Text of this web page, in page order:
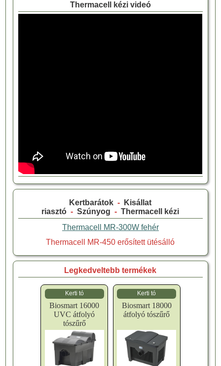
Thermacell kézi videó
Kertbarátok -
Kisállat
riasztó -Szúnyog -Thermacell kézi
Thermacell MR-300W fehér
Thermacell MR-450 erősített ütésálló
Legkedveltebb termékek
Kerti tó
Biosmart 16000
UVC átfolyó
tószűrő
Kerti tó
Biosmart 18000
átfolyó tószűrő